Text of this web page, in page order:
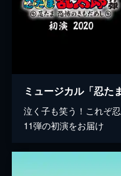
泣く子も笑う！これぞ
11弾の初演をお届け